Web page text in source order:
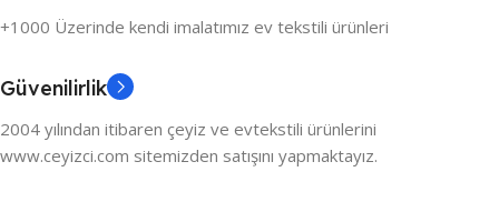
+1000 Üzerinde kendi imalatımız ev tekstili ürünleri
Güvenilirlik
2004 yılından itibaren çeyiz ve evtekstili ürünlerini
www.ceyizci.com sitemizden satışını yapmaktayız.